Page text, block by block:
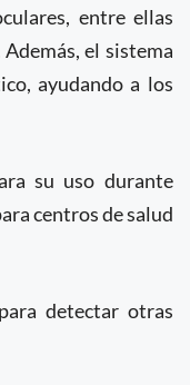
entre ellas
el sistema
ayudando a los
su uso durante
centros de salud
detectar otras